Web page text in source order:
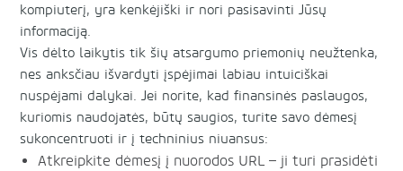
kompiuterį, yra kenkėjiški ir nori pasisavinti Jūsų
informaciją.
Vis dėlto laikytis tik šių atsargumo priemonių neužtenka,
nes anksčiau išvardyti įspėjimai labiau intuiciškai
nuspėjami dalykai. Jei norite, kad finansinės paslaugos,
kuriomis naudojatės, būtų saugios, turite savo dėmesį
sukoncentruoti ir į techninius niuansus:
Atkreipkite dėmesį į nuorodos URL – ji turi prasidėti